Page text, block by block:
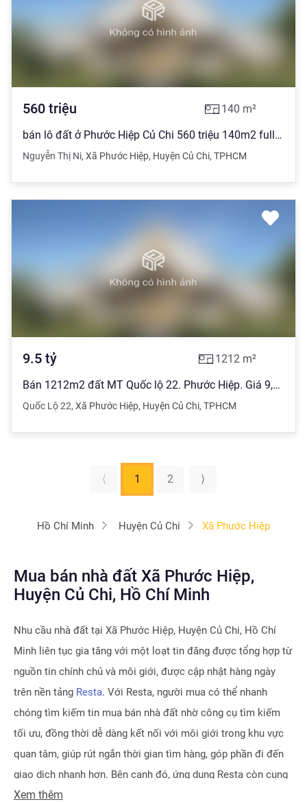
560 triệu 140 m²
bán lô đất ở Phước Hiệp Củ Chi 560 triệu 140m2 full thổ cư SHR
Nguyễn Thị Ni, Xã Phước Hiệp, Huyện Củ Chi, TPHCM
9.5 tỷ 1212 m²
Bán 1212m2 đất MT Quốc lộ 22. Phước Hiệp. Giá 9,5 tỷ
Quốc Lộ 22, Xã Phước Hiệp, Huyện Củ Chi, TPHCM
⟨ 1 2 ⟩
Hồ Chí Minh Huyện Củ Chi Xã Phước Hiệp
Mua bán nhà đất Xã Phước Hiệp,
Huyện Củ Chi, Hồ Chí Minh
Nhu cầu nhà đất tại Xã Phước Hiệp, Huyện Củ Chi, Hồ Chí
Minh liên tục gia tăng với một loạt tin đăng được tổng hợp từ
nguồn tin chính chủ và môi giới, được cập nhật hàng ngày
trên nền tảng Resta. Với Resta, người mua có thể nhanh
chóng tìm kiếm tin mua bán nhà đất nhờ công cụ tìm kiếm
tối ưu, đồng thời dễ dàng kết nối với môi giới trong khu vực
quan tâm, giúp rút ngắn thời gian tìm hàng, góp phần đi đến
giao dịch nhanh hơn. Bên cạnh đó, ứng dụng Resta còn cung
cấp công cụ Đăng tin vô cùng tiện ích, giúp người bán hay
Xem thêm